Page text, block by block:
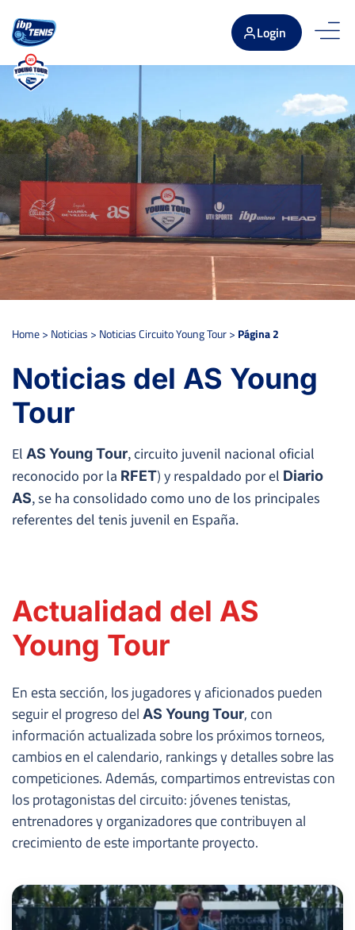
Login
Home> Noticias > Noticias Circuito Young Tour> Página 2
Noticias del AS Young
Tour
El AS Young Tour, circuito juvenil nacional oficial
reconocido por la RFET) y respaldado por el Diario
AS, se ha consolidado como uno de los principales
referentes del tenis juvenil en España.
Actualidad del AS
Young Tour
En esta sección, los jugadores y aficionados pueden
seguir el progreso del AS Young Tour, con
información actualizada sobre los próximos torneos,
cambios en el calendario, rankings y detalles sobre las
competiciones. Además, compartimos entrevistas con
los protagonistas del circuito: jóvenes tenistas,
entrenadores y organizadores que contribuyen al
crecimiento de este importante proyecto.